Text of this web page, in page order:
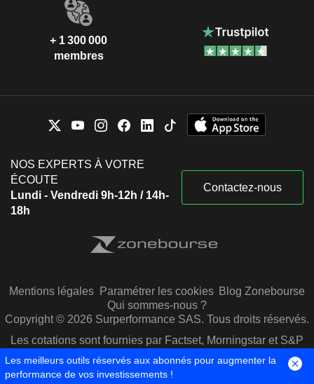
+ 1 300 000
membres
NOS EXPERTS À VOTRE
ÉCOUTE
Lundi - Vendredi 9h-12h / 14h-
18h
Contactez-nous
Mentions légales Paramétrer les cookies Blog Zonebourse
Qui sommes-nous ?
Copyright © 2026 Surperformance SAS. Tous droits réservés.
Les cotations sont fournies par Factset, Morningstar et S&P
Capital IQ
Les meilleurs outils réservés aux abonnés pour augmenter la
performance de vos investissements !